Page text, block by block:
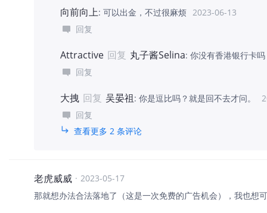
向前向上: 可以出金，不过很麻烦 2023-06-13
回复
Attractive 回复 丸子酱Selina: 你没有香港银行卡吗
回复
大拽 回复 吴晏祖: 你是逗比吗？就是回不去才问。
回复
查看更多 2 条评论
老虎威威 · 2023-05-17
那就想办法合法落地了（这是一次免费的广告机会），我也想